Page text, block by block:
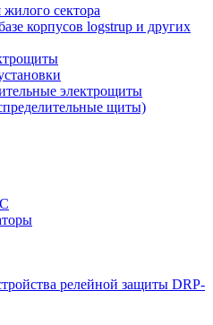
сектора
корпусов logstrup и других
электрощиты
щиты)
релейной защиты DRP-